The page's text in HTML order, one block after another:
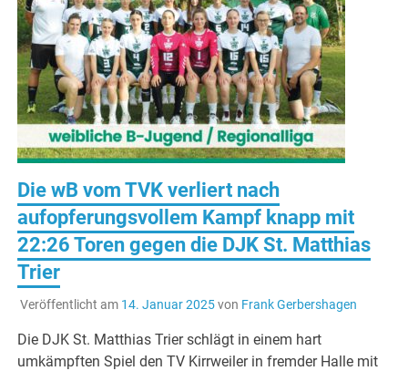
Die wB vom TVK verliert nach
aufopferungsvollem Kampf knapp mit
22:26 Toren gegen die DJK St. Matthias
Trier
Veröffentlicht am 14. Januar 2025von Frank Gerbershagen
Die DJK St. Matthias Trier schlägt in einem hart
umkämpften Spiel den TV Kirrweiler in fremder Halle mit